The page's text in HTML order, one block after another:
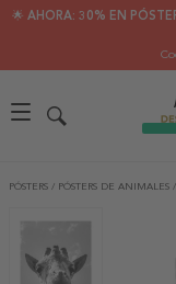
🌟 AHORA: 30% EN
PÓSTERS / PÓSTERS DE ANIMALES /